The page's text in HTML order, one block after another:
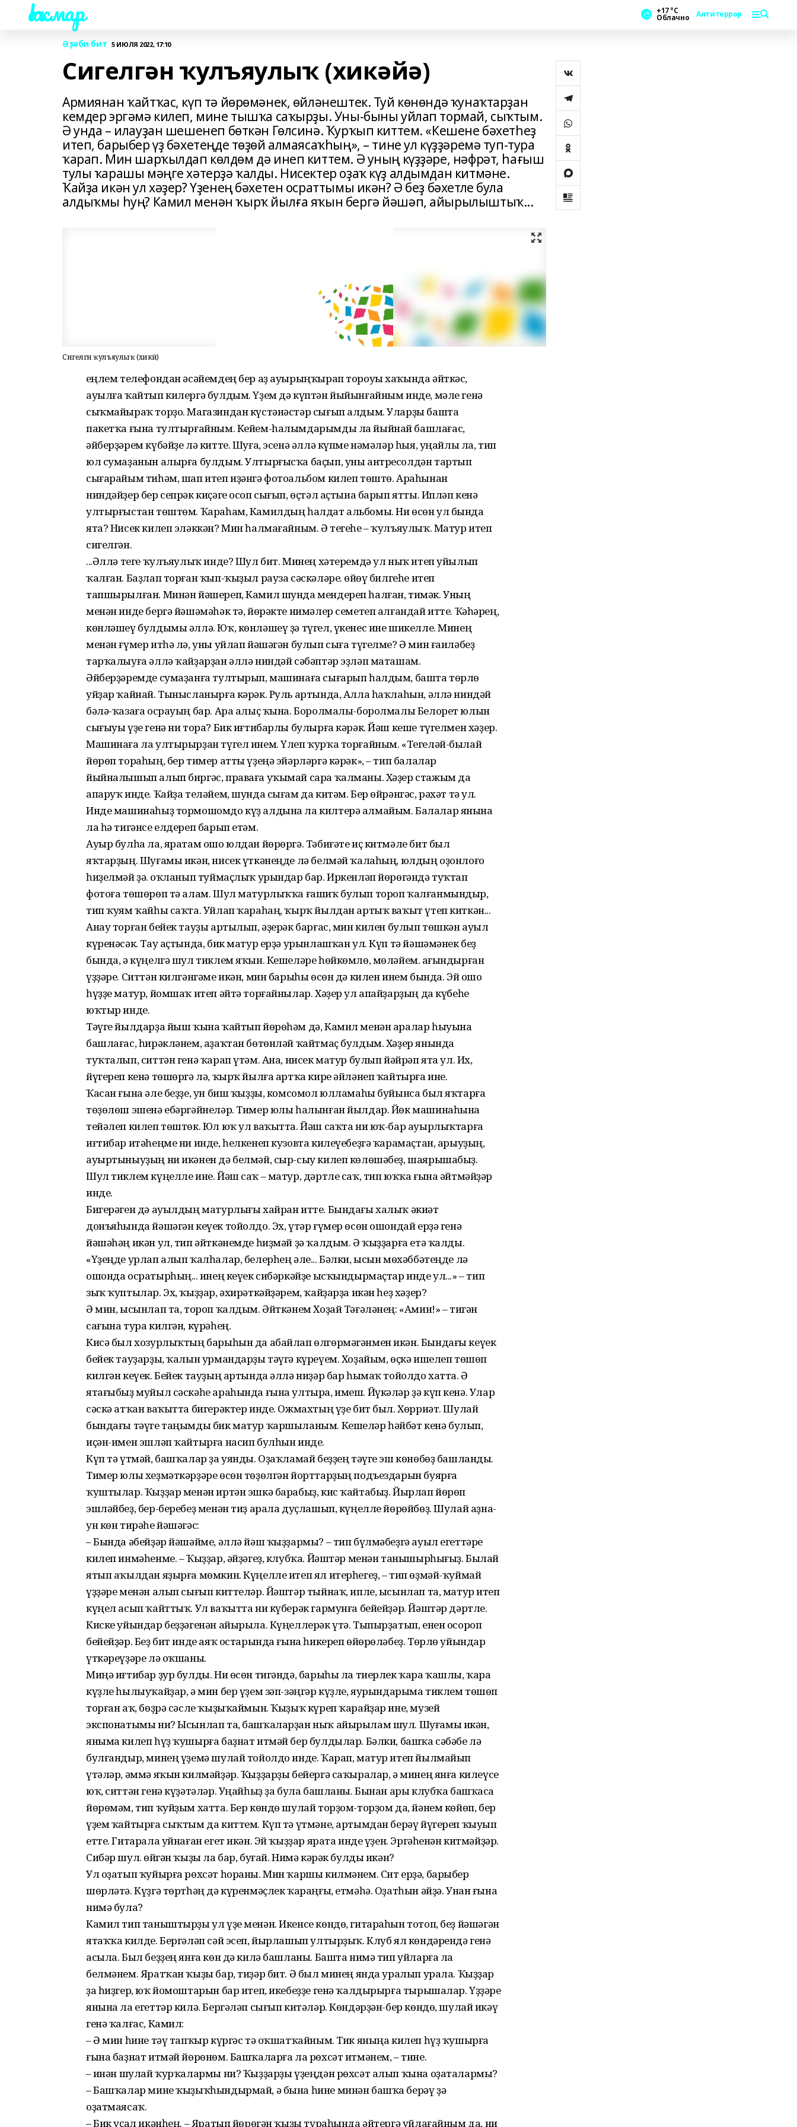
Һаҡмар +17 °С
Облачно Антитеррор
Әҙәби бит 5 ИЮЛЯ 2022, 17:10
Сигелгән ҡулъяулыҡ (хикәйә)
Армиянан ҡайтҡас, күп тә йөрөмәнек, өйләнештек. Туй көнөндә ҡунаҡтарҙан
кемдер эргәмә килеп, мине тышҡа саҡырҙы. Уны-быны уйлап тормай, сыҡтым.
Ә унда – илауҙан шешенеп бөткән Гөлсинә. Ҡурҡып киттем. «Кешене бәхетһеҙ
итеп, барыбер үҙ бәхетеңде төҙөй алмаясаҡһың», – тине ул күҙҙәремә туп-тура
ҡарап. Мин шарҡылдап көлдөм дә инеп киттем. Ә уның күҙҙәре, нәфрәт, һағыш
тулы ҡарашы мәңге хәтерҙә ҡалды. Нисектер оҙаҡ күҙ алдымдан китмәне.
Ҡайҙа икән ул хәҙер? Үҙенең бәхетен осраттымы икән? Ә беҙ бәхетле була
алдыҡмы һуң? Камил менән ҡырҡ йылға яҡын бергә йәшәп, айырылыштыҡ...
Сигелгән ҡулъяулыҡ (хикәйә)
Һеңлем телефондан әсәйемдең бер аҙ ауырыңҡырап тороуы хаҡында әйткәс,
ауылға ҡайтып килергә булдым. Үҙем дә күптән йыйынғайным инде, мәле генә
сыҡмайыраҡ торҙо. Магазиндан күстәнәстәр сығып алдым. Уларҙы башта
пакетҡа ғына тултырғайным. Кейем-һалымдарымды ла йыйнай башлағас,
әйберҙәрем күбәйҙе лә китте. Шуға, эсенә әллә күпме нәмәләр һыя, уңайлы ла, тип
юл сумаҙанын алырға булдым. Ултырғысҡа баҫып, уны антресолдән тартып
сығарайым тиһәм, шап итеп иҙәнгә фотоальбом килеп төштө. Араһынан
ниндәйҙер бер сепрәк киҫәге осоп сығып, өҫтәл аҫтына барып ятты. Ипләп кенә
ултырғыстан төштөм. Ҡараһам, Камилдың һалдат альбомы. Ни өсөн ул бында
ята? Нисек килеп эләккән? Мин һалмағайным. Ә тегеһе – ҡулъяулыҡ. Матур итеп
сигелгән.
...Әллә теге ҡулъяулыҡ инде? Шул бит. Минең хәтеремдә ул ныҡ итеп уйылып
ҡалған. Баҙлап торған ҡып-ҡыҙыл рауза сәскәләре. Һөйөү билгеһе итеп
тапшырылған. Минән йәшереп, Камил шунда мендереп һалған, тимәк. Уның
менән инде бергә йәшәмәһәк тә, йөрәкте нимәлер семетеп алғандай итте. Ҡәһәрең,
көнләшеү булдымы әллә. Юҡ, көнләшеү ҙә түгел, үкенес ине шикелле. Минең
менән ғүмер итһә лә, уны уйлап йәшәгән булып сыға түгелме? Ә мин ғаиләбеҙ
тарҡалыуға әллә ҡайҙарҙан әллә ниндәй сәбәптәр эҙләп маташам.
Әйберҙәремде сумаҙанға тултырып, машинаға сығарып һалдым, башта төрлө
уйҙар ҡайнай. Тынысланырға кәрәк. Руль артында, Алла һаҡлаһын, әллә ниндәй
бәлә-ҡазаға осрауың бар. Ара алыҫ ҡына. Боролмалы-боролмалы Белорет юлын
сығыуы үҙе генә ни тора? Бик иғтибарлы булырға кәрәк. Йәш кеше түгелмен хәҙер.
Машинаға ла ултырырҙан түгел инем. Үлеп ҡурҡа торғайным. «Тегеләй-былай
йөрөп тораһың, бер тимер атты үҙеңә эйәрләргә кәрәк», – тип балалар
йыйналышып алып биргәс, праваға уҡымай сара ҡалманы. Хәҙер стажым да
апаруҡ инде. Ҡайҙа теләйем, шунда сығам да китәм. Бер өйрәнгәс, рәхәт тә ул.
Инде машинаһыҙ тормошомдо күҙ алдына ла килтерә алмайым. Балалар янына
ла һә тигәнсе елдереп барып етәм.
Ауыр булһа ла, яратам ошо юлдан йөрөргә. Тәбиғәте иҫ китмәле бит был
яҡтарҙың. Шуғамы икән, нисек үткәнеңде лә белмәй ҡалаһың, юлдың оҙонлоғо
һиҙелмәй ҙә. Һоҡланып туймаҫлыҡ урындар бар. Иркенләп йөрөгәндә туҡтап
фотоға төшөрөп тә алам. Шул матурлыҡҡа ғашиҡ булып тороп ҡалғанмындыр,
тип ҡуям ҡайһы саҡта. Уйлап ҡараһаң, ҡырҡ йылдан артыҡ ваҡыт үтеп киткән...
Анау торған бейек тауҙы артылып, әҙерәк барғас, мин килен булып төшкән ауыл
күренәсәк. Тау аҫтында, бик матур ерҙә урынлашҡан ул. Күп тә йәшәмәнек беҙ
бында, ә күңелгә шул тиклем яҡын. Кешеләре һөйкөмлө, мөләйем. Һағындырған
үҙҙәре. Ситтән килгәнгәме икән, мин барыһы өсөн дә килен инем бында. Эй ошо
һүҙҙе матур, йомшаҡ итеп әйтә торғайнылар. Хәҙер ул апайҙарҙың да күбеһе
юҡтыр инде.
Тәүге йылдарҙа йыш ҡына ҡайтып йөрөһәм дә, Камил менән аралар һыуына
башлағас, һирәкләнем, аҙаҡтан бөтөнләй ҡайтмаҫ булдым. Хәҙер янында
туҡталып, ситтән генә ҡарап үтәм. Ана, нисек матур булып йәйрәп ята ул. Их,
йүгереп кенә төшөргә лә, ҡырҡ йылға артҡа кире әйләнеп ҡайтырға ине.
Ҡасан ғына әле беҙҙе, ун биш ҡыҙҙы, комсомол юлламаһы буйынса был яҡтарға
төҙөлөш эшенә ебәргәйнеләр. Тимер юлы һалынған йылдар. Йөк машинаһына
тейәлеп килеп төштөк. Юл юҡ ул ваҡытта. Йәш саҡта ни юҡ-бар ауырлыҡтарға
иғтибар итәһеңме ни инде, һелкенеп кузовта килеүебеҙгә ҡарамаҫтан, арыуҙың,
ауыртыныуҙың ни икәнен дә белмәй, сыр-сыу килеп көлөшәбеҙ, шаярышабыҙ.
Шул тиклем күңелле ине. Йәш саҡ – матур, дәртле саҡ, тип юҡҡа ғына әйтмәйҙәр
инде.
Бигерәген дә ауылдың матурлығы хайран итте. Бындағы халыҡ әкиәт
донъяһында йәшәгән кеүек тойолдо. Эх, үтәр ғүмер өсөн ошондай ерҙә генә
йәшәһәң икән ул, тип әйткәнемде һиҙмәй ҙә ҡалдым. Ә ҡыҙҙарға етә ҡалды.
«Үҙеңде урлап алып ҡалһалар, белерһең әле... Бәлки, ысын мөхәббәтеңде лә
ошонда осратырһың... Һинең кеүек сибәркәйҙе ысҡындырмаҫтар инде ул...» – тип
зыҡ ҡуптылар. Эх, ҡыҙҙар, әхирәткәйҙәрем, ҡайҙарҙа икән һеҙ хәҙер?
Ә мин, ысынлап та, тороп ҡалдым. Әйткәнем Хоҙай Тәғәләнең: «Амин!» – тигән
сағына тура килгән, күрәһең.
Кисә был хозурлыҡтың барыһын да абайлап өлгөрмәгәнмен икән. Бындағы кеүек
бейек тауҙарҙы, ҡалын урмандарҙы тәүгә күреүем. Хоҙайым, өҫкә ишелеп төшөп
килгән кеүек. Бейек тауҙың артында әллә ниҙәр бар һымаҡ тойолдо хатта. Ә
ятағыбыҙ муйыл сәскәһе араһында ғына ултыра, имеш. Йүкәләр ҙә күп кенә. Улар
сәскә атҡан ваҡытта бигерәктер инде. Ожмахтың үҙе бит был. Хөрриәт. Шулай
бындағы тәүге таңымды бик матур ҡаршыланым. Кешеләр һәйбәт кенә булып,
иҫән-имен эшләп ҡайтырға насип булһын инде.
Күп тә үтмәй, башҡалар ҙа уянды. Оҙаҡламай беҙҙең тәүге эш көнөбөҙ башланды.
Тимер юлы хеҙмәткәрҙәре өсөн төҙөлгән йорттарҙың подъездарын буярға
ҡуштылар. Ҡыҙҙар менән иртән эшкә барабыҙ, кис ҡайтабыҙ. Йырлап йөрөп
эшләйбеҙ, бер-беребеҙ менән тиҙ арала дуҫлашып, күңелле йөрөйбөҙ. Шулай аҙна-
ун көн тирәһе йәшәгәс:
– Бында әбейҙәр йәшәйме, әллә йәш ҡыҙҙармы? – тип бүлмәбеҙгә ауыл егеттәре
килеп инмәһенме. – Ҡыҙҙар, әйҙәгеҙ, клубҡа. Йәштәр менән танышырһығыҙ. Былай
ятып аҡылдан яҙырға мөмкин. Күңелле итеп ял итерһегеҙ, – тип өҙмәй-ҡуймай
үҙҙәре менән алып сығып киттеләр. Йәштәр тыйнаҡ, ипле, ысынлап та, матур итеп
күңел асып ҡайттыҡ. Ул ваҡытта ни күберәк гармунға бейейҙәр. Йәштәр дәртле.
Киске уйындар беҙҙәгенән айырыла. Күңеллерәк үтә. Тыпырҙатып, енен осороп
бейейҙәр. Беҙ бит инде аяҡ остарында ғына һикереп өйөрөләбеҙ. Төрлө уйындар
үткәреүҙәре лә оҡшаны.
Миңә иғтибар ҙур булды. Ни өсөн тигәндә, барыһы ла тиерлек ҡара ҡашлы, ҡара
күҙле һылыуҡайҙар, ә мин бер үҙем зәп-зәңгәр күҙле, яурындарыма тиклем төшөп
торған аҡ, бөҙрә сәсле ҡыҙыҡаймын. Ҡыҙыҡ күреп ҡарайҙар ине, музей
экспонатымы ни? Ысынлап та, башҡаларҙан ныҡ айырылам шул. Шуғамы икән,
яныма килеп һүҙ ҡушырға баҙнат итмәй бер булдылар. Бәлки, башҡа сәбәбе лә
булғандыр, минең үҙемә шулай тойолдо инде. Ҡарап, матур итеп йылмайып
үтәләр, әммә яҡын килмәйҙәр. Ҡыҙҙарҙы бейергә саҡыралар, ә минең янға килеүсе
юҡ, ситтән генә күҙәтәләр. Уңайһыҙ ҙа була башланы. Бынан ары клубҡа башҡаса
йөрөмәм, тип ҡуйҙым хатта. Бер көндө шулай торҙом-торҙом да, йәнем көйөп, бер
үҙем ҡайтырға сыҡтым да киттем. Күп тә үтмәне, артымдан берәү йүгереп ҡыуып
етте. Гитарала уйнаған егет икән. Эй ҡыҙҙар ярата инде үҙен. Эргәһенән китмәйҙәр.
Сибәр шул. Һөйгән ҡыҙы ла бар, буғай. Нимә кәрәк булды икән?
Ул оҙатып ҡуйырға рөхсәт һораны. Мин ҡаршы килмәнем. Сит ерҙә, барыбер
шөрләтә. Күҙгә төртһәң дә күренмәҫлек ҡараңғы, етмәһә. Оҙатһын әйҙә. Унан ғына
нимә була?
Камил тип таныштырҙы ул үҙе менән. Икенсе көндө, гитараһын тотоп, беҙ йәшәгән
ятаҡҡа килде. Бергәләп сәй эсеп, йырлашып ултырҙыҡ. Клуб ял көндәрендә генә
асыла. Был беҙҙең янға көн дә килә башланы. Башта нимә тип уйларға ла
белмәнем. Яратҡан ҡыҙы бар, тиҙәр бит. Ә был минең янда уралып урала. Ҡыҙҙар
ҙа һиҙгер, юҡ йомоштарын бар итеп, икебеҙҙе генә ҡалдырырға тырышалар. Үҙҙәре
янына ла егеттәр килә. Бергәләп сығып китәләр. Көндәрҙән-бер көндө, шулай икәү
генә ҡалғас, Камил:
– Ә мин һине тәү тапҡыр күргәс тә оҡшатҡайным. Тик яныңа килеп һүҙ ҡушырға
ғына баҙнат итмәй йөрөнөм. Башҡаларға ла рөхсәт итмәнем, – тине.
– Һинән шулай ҡурҡалармы ни? Ҡыҙҙарҙы үҙеңдән рөхсәт алып ҡына оҙаталармы?
– Башҡалар мине ҡыҙыҡһындырмай, ә бына һине минән башҡа берәү ҙә
оҙатмаясаҡ.
– Бик уҫал икәнһең. – Яратып йөрөгән ҡыҙы тураһында әйтергә уйлағайным да, ни